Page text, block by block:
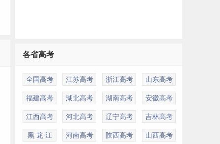
各省高考
全国高考 江苏高考 浙江高考 山东高考
福建高考 湖北高考 湖南高考 安徽高考
江西高考 河北高考 辽宁高考 吉林高考
黑 龙 江 河南高考 陕西高考 山西高考